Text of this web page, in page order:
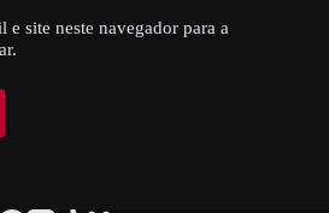
e site neste navegador para a